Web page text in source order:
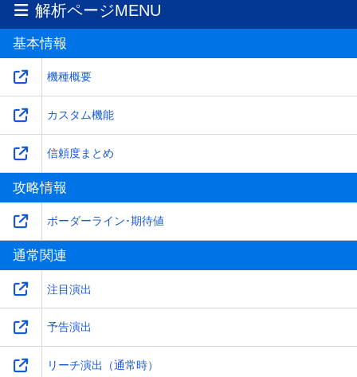
解析ページMENU
基本情報
機種概要
カスタム機能
信頼度まとめ
攻略情報
ボーダーライン･期待値
通常関連
注目演出
予告演出
リーチ演出（通常時）